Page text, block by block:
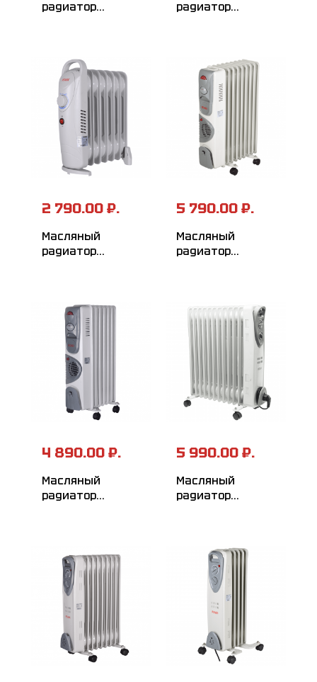
радиатор
радиатор
2 790.00 ₽.
Масляный
радиатор
5 790.00 ₽.
Масляный
радиатор
4 890.00 ₽.
Масляный
радиатор
5 990.00 ₽.
Масляный
радиатор